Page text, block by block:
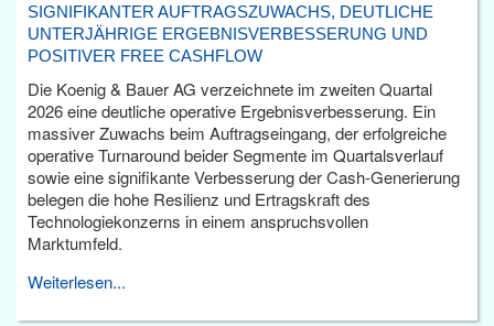
SIGNIFIKANTER AUFTRAGSZUWACHS, DEUTLICHE
UNTERJÄHRIGE ERGEBNISVERBESSERUNG UND
POSITIVER FREE CASHFLOW
Die Koenig & Bauer AG verzeichnete im zweiten Quartal
2026 eine deutliche operative Ergebnisverbesserung. Ein
massiver Zuwachs beim Auftragseingang, der erfolgreiche
operative Turnaround beider Segmente im Quartalsverlauf
sowie eine signifikante Verbesserung der Cash-Generierung
belegen die hohe Resilienz und Ertragskraft des
Technologiekonzerns in einem anspruchsvollen
Marktumfeld.
Weiterlesen...